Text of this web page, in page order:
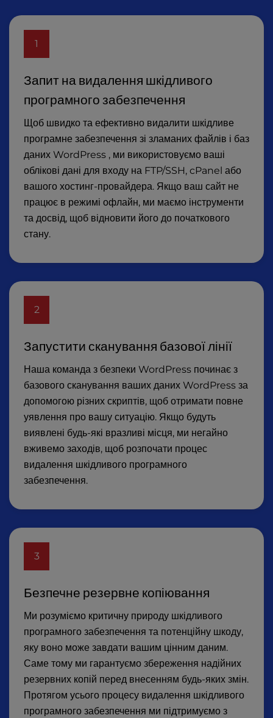
1
Запит на видалення шкідливого
програмного забезпечення
Щоб швидко та ефективно видалити шкідливе
програмне забезпечення зі зламаних файлів і баз
даних WordPress , ми використовуємо ваші
облікові дані для входу на FTP/SSH, cPanel або
вашого хостинг-провайдера. Якщо ваш сайт не
працює в режимі офлайн, ми маємо інструменти
та досвід, щоб відновити його до початкового
стану.
2
Запустити сканування базової лінії
Наша команда з безпеки WordPress починає з
базового сканування ваших даних WordPress за
допомогою різних скриптів, щоб отримати повне
уявлення про вашу ситуацію. Якщо будуть
виявлені будь-які вразливі місця, ми негайно
вживемо заходів, щоб розпочати процес
видалення шкідливого програмного
забезпечення.
3
Безпечне резервне копіювання
Ми розуміємо критичну природу шкідливого
програмного забезпечення та потенційну шкоду,
яку воно може завдати вашим цінним даним.
Саме тому ми гарантуємо збереження надійних
резервних копій перед внесенням будь-яких змін.
Протягом усього процесу видалення шкідливого
програмного забезпечення ми підтримуємо з